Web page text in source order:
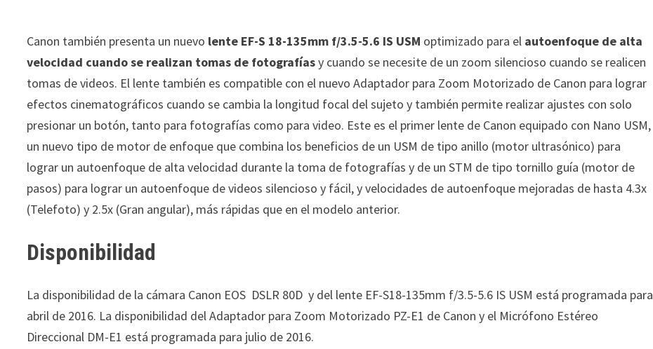
Canon también presenta un nuevo lente EF-S 18-135mm f/3.5-5.6 IS USM optimizado para el autoenfoque de alta
velocidad cuando se realizan tomas de fotografíasy cuando se necesite de un zoom silencioso cuando se realicen
tomas de videos. El lente también es compatible con el nuevo Adaptador para Zoom Motorizado de Canon para lograr
efectos cinematográficos cuando se cambia la longitud focal del sujeto y también permite realizar ajustes con solo
presionar un botón, tanto para fotografías como para video. Este es el primer lente de Canon equipado con Nano USM,
un nuevo tipo de motor de enfoque que combina los beneficios de un USM de tipo anillo (motor ultrasónico) para
lograr un autoenfoque de alta velocidad durante la toma de fotografías y de un STM de tipo tornillo guía (motor de
pasos) para lograr un autoenfoque de videos silencioso y fácil, y velocidades de autoenfoque mejoradas de hasta 4.3x
(Telefoto) y 2.5x (Gran angular), más rápidas que en el modelo anterior.
Disponibilidad
La disponibilidad de la cámara Canon EOS DSLR 80D y del lente EF-S18-135mm f/3.5-5.6 IS USM está programada para
abril de 2016. La disponibilidad del Adaptador para Zoom Motorizado PZ-E1 de Canon y el Micrófono Estéreo
Direccional DM-E1 está programada para julio de 2016.